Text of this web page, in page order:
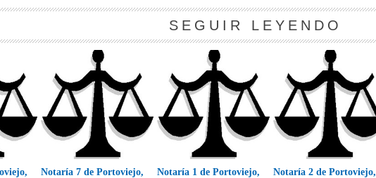
SEGUIR LEYENDO
Notaría 7 de Portoviejo,
Notaría 1 de Portoviejo,
Notaría 2 de Portoviejo,